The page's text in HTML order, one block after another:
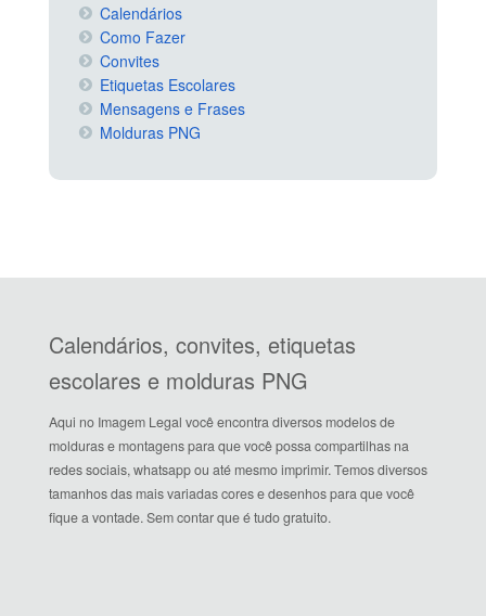
Calendários
Como Fazer
Convites
Etiquetas Escolares
Mensagens e Frases
Molduras PNG
Calendários, convites, etiquetas
escolares e molduras PNG
Aqui no Imagem Legal você encontra diversos modelos de
molduras e montagens para que você possa compartilhas na
redes sociais, whatsapp ou até mesmo imprimir. Temos diversos
tamanhos das mais variadas cores e desenhos para que você
fique a vontade. Sem contar que é tudo gratuito.